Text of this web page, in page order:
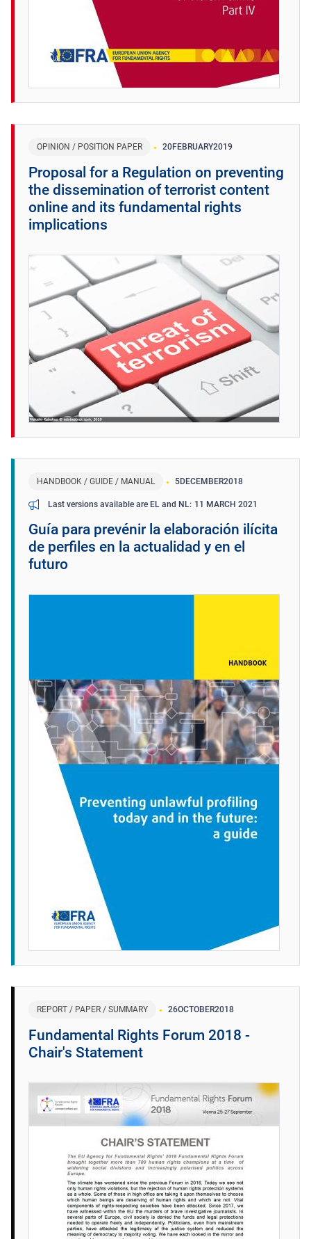
OPINION / POSITION PAPER 20FEBRUARY2019
Proposal for a Regulation on preventing
the dissemination of terrorist content
online and its fundamental rights
implications
HANDBOOK / GUIDE / MANUAL 5DECEMBER2018
Last versions available are EL and NL 11 MARCH 2021
Guía para prevénir la elaboración ilícita
de perfiles en la actualidad y en el
futuro
REPORT / PAPER / SUMMARY 26OCTOBER2018
Fundamental Rights Forum 2018 -
Chair's Statement